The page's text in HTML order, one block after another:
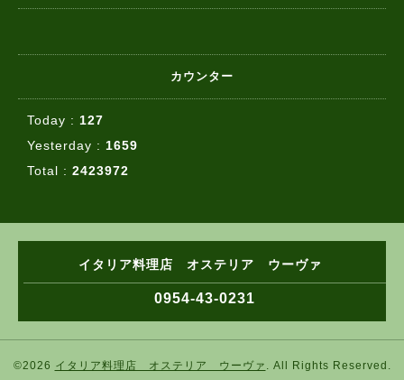
カウンター
Today : 127
Yesterday : 1659
Total : 2423972
イタリア料理店 オステリア ウーヴァ
0954-43-0231
©2026 イタリア料理店 オステリア ウーヴァ . All Rights Reserved.